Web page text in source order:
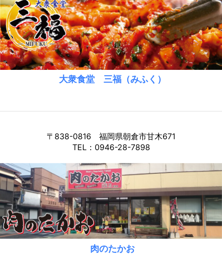
大衆食堂 三福（みふく）
〒838-0816 福岡県朝倉市甘木671
TEL：0946-28-7898
肉のたかお